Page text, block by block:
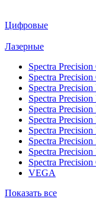
Цифровые
Лазерные
Spectra
Spectra
Spectra
Spectra
Spectra
Spectra
Spectra
Spectra
Spectra
Spectra
VEGA
Показать все